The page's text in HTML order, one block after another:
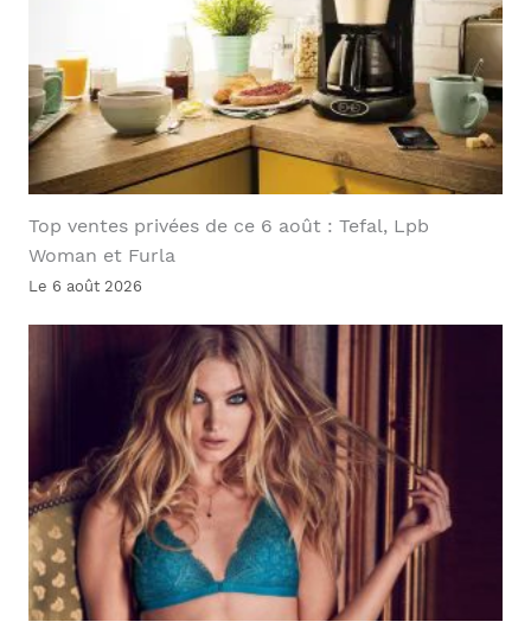
Top ventes privées de ce 6 août : Tefal, Lpb
Woman et Furla
Le 6 août 2026